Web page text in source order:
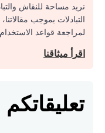
نريد مساحة للنقاش
التبادلات بموجب
لمراجعة قواعد
اقرأ ميثاقنا
تعليقاتكم